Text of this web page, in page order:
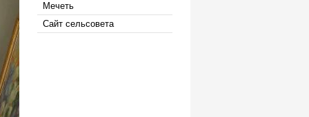
Мечеть
Сайт сельсовета